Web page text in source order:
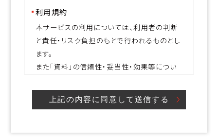
利用規約
本サービスの利用については、利用者の判断
と責任・リスク負担のもとで行われるものとし
ます。
また「資料」の信頼性・妥当性・効果等につい
とで生じた全ての損害については、利用者が
その一切の責任を負うものとし、インターウォ